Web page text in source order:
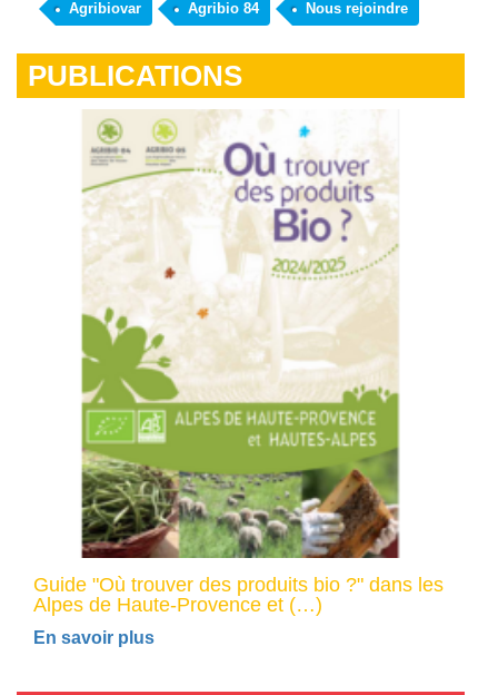
Agribiovar Agribio 84 Nous rejoindre
PUBLICATIONS
Guide "Où trouver des produits bio ?" dans les
Alpes de Haute-Provence et (…)
En savoir plus